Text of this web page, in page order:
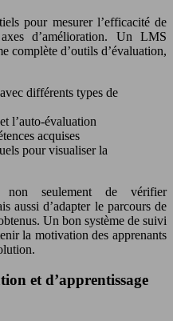
pour mesurer l’efficacité de
d’amélioration. Un LMS
complète d’outils d’évaluation,
différents types de
l’auto-évaluation
acquises
pour visualiser la
non seulement de vérifier
aussi d’adapter le parcours de
Un bon système de suivi
la motivation des apprenants
et d’apprentissage